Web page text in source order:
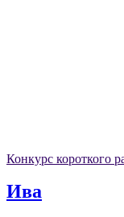
Конкурс короткого
Ива